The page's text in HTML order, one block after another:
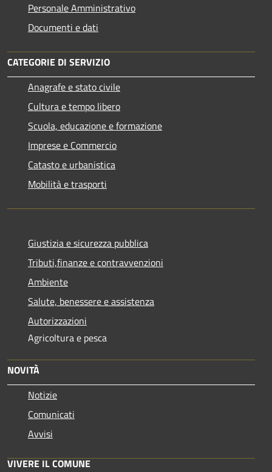
Personale Amministrativo
Documenti e dati
CATEGORIE DI SERVIZIO
Anagrafe e stato civile
Cultura e tempo libero
Scuola, educazione e formazione
Imprese e Commercio
Catasto e urbanistica
Mobilità e trasporti
Giustizia e sicurezza pubblica
Tributi,finanze e contravvenzioni
Ambiente
Salute, benessere e assistenza
Autorizzazioni
Agricoltura e pesca
NOVITÀ
Notizie
Comunicati
Avvisi
VIVERE IL COMUNE